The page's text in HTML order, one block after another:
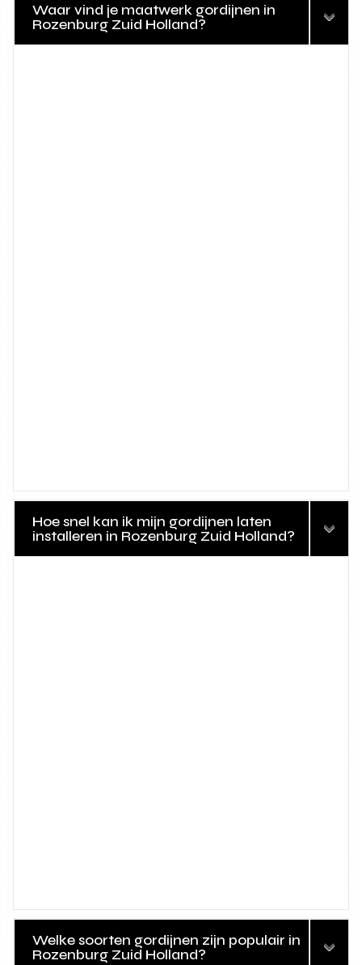
Waar vind je maatwerk gordijnen in
Rozenburg Zuid Holland?
Hoe snel kan ik mijn gordijnen laten
installeren in Rozenburg Zuid Holland?
Welke soorten gordijnen zijn populair in
Rozenburg Zuid Holland?